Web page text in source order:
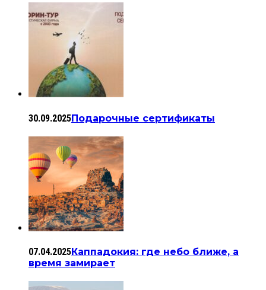
30.09.2025Подарочные сертификаты
07.04.2025Каппадокия: где небо ближе, а
время замирает